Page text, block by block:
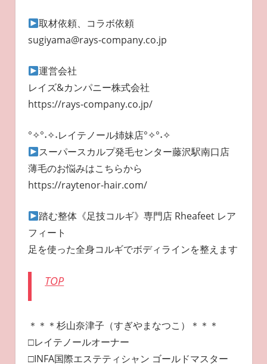
取材依頼、コラボ依頼
sugiyama@rays-company.co.jp
運営会社
レイズ&カンパニー株式会社
https://rays-company.co.jp/
°✧°˖✧˖レイテノール姉妹店°✧°˖✧
スーパースカルプ発毛センター藤沢駅南口店
薄毛のお悩みはこちらから
https://raytenor-hair.com/
踏む整体《足技コルギ》専門店 Rheafeet レア
フィート
足を使った全身コルギでボディラインを整えます
TOP
＊＊＊杉山奈津子（すぎやまなつこ）＊＊＊
□レイテノールオーナー
□INFA国際エステティシャン ゴールドマスター